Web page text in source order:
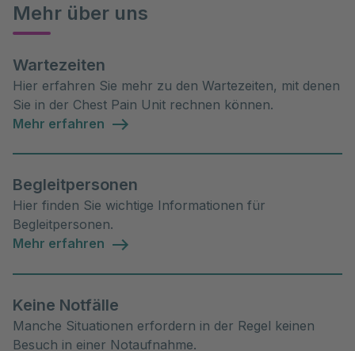
Mehr über uns
Wartezeiten
Hier erfahren Sie mehr zu den Wartezeiten, mit denen
Sie in der Chest Pain Unit rechnen können.
Mehr erfahren
Begleitpersonen
Hier finden Sie wichtige Informationen für
Begleitpersonen.
Mehr erfahren
Keine Notfälle
Manche Situationen erfordern in der Regel keinen
Besuch in einer Notaufnahme.